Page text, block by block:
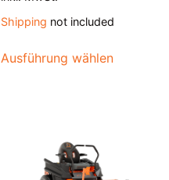
Shipping not included
Ausführung wählen